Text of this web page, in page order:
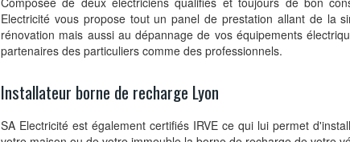
Electricité vous propose tout un panel de prestation allant de la
rénovation mais aussi au dépannage de vos équipements
partenaires des particuliers comme des professionnels.
Installateur borne de recharge Lyon
SA Electricité est également certifiés IRVE ce qui lui permet